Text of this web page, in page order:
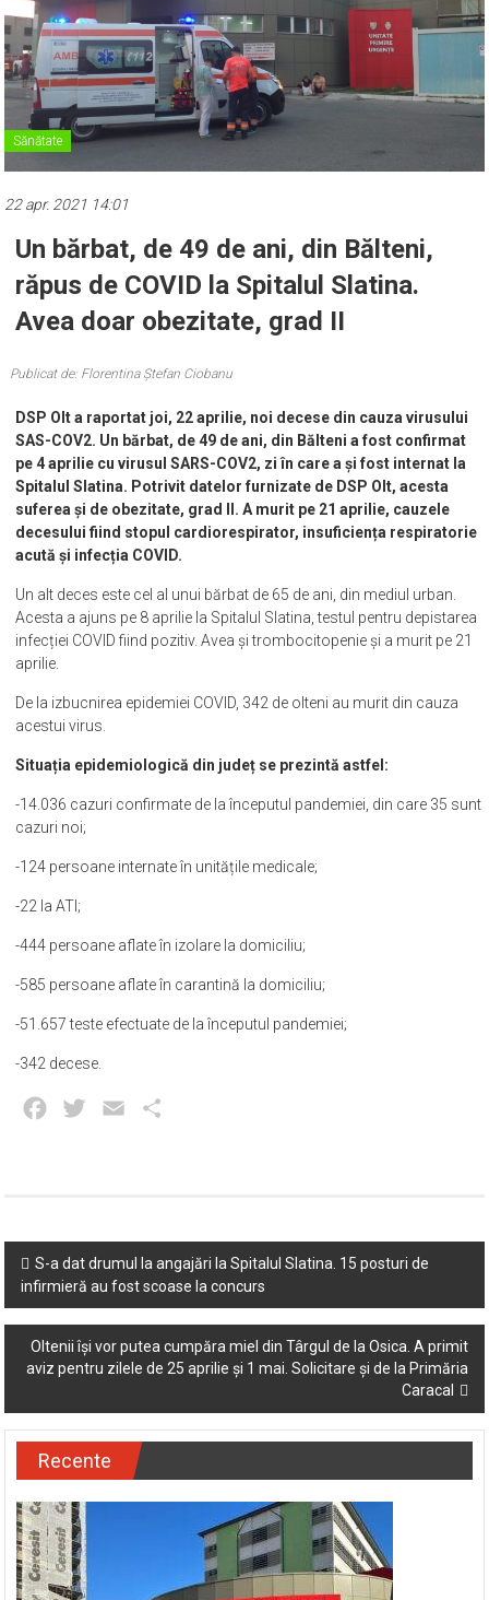
Sănătate
22 apr. 2021 14:01
Un bărbat, de 49 de ani, din Bălteni,
răpus de COVID la Spitalul Slatina.
Avea doar obezitate, grad II
Publicat de: Florentina Ștefan Ciobanu
DSP Olt a raportat joi, 22 aprilie, noi decese din cauza virusului
SAS-COV2. Un bărbat, de 49 de ani, din Bălteni a fost confirmat
pe 4 aprilie cu virusul SARS-COV2, zi în care a și fost internat la
Spitalul Slatina. Potrivit datelor furnizate de DSP Olt, acesta
suferea și de obezitate, grad II. A murit pe 21 aprilie, cauzele
decesului fiind stopul cardiorespirator, insuficiența respiratorie
acută și infecția COVID.
Un alt deces este cel al unui bărbat de 65 de ani, din mediul urban.
Acesta a ajuns pe 8 aprilie la Spitalul Slatina, testul pentru depistarea
infecției COVID fiind pozitiv. Avea și trombocitopenie și a murit pe 21
aprilie.
De la izbucnirea epidemiei COVID, 342 de olteni au murit din cauza
acestui virus.
Situația epidemiologică din județ se prezintă astfel:
-14.036 cazuri confirmate de la începutul pandemiei, din care 35 sunt
cazuri noi;
-124 persoane internate în unitățile medicale;
-22 la ATI;
-444 persoane aflate în izolare la domiciliu;
-585 persoane aflate în carantină la domiciliu;
-51.657 teste efectuate de la începutul pandemiei;
-342 decese.
Facebook
Twitter Email
Post
navigation
S-a dat drumul la angajări la Spitalul Slatina. 15 posturi de
infirmieră au fost scoase la concurs
Oltenii își vor putea cumpăra miel din Târgul de la Osica. A primit
aviz pentru zilele de 25 aprilie și 1 mai. Solicitare și de la Primăria
Caracal
Recente